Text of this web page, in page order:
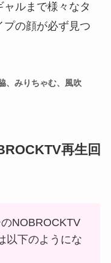
ルまで様々なタ
プの顔が必ず見つ
、みりちゃむ、風吹
再生回
NOBROCKTV
以下のようにな